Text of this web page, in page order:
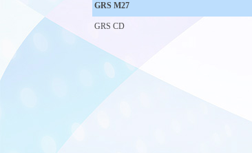
GRS M27
GRS CD